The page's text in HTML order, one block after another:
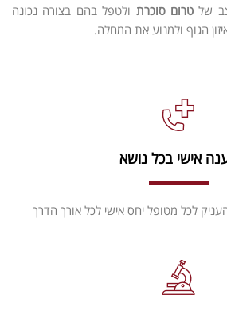
של טרום סוכרת ולטפל בהם בצורה נכונה
הגוף ולמנוע את המחלה.
אישי בכל נושא
לכל מטופל יחס אישי לכל אורך הדרך